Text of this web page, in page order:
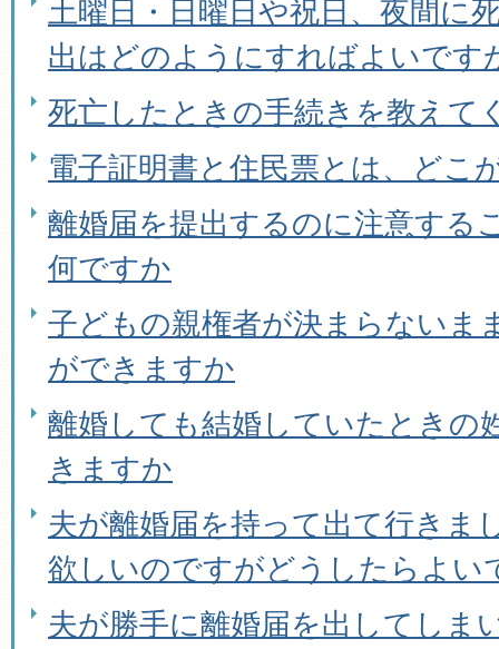
土曜日・日曜日や祝日、夜間に
出はどのようにすればよいです
死亡したときの手続きを教えて
電子証明書と住民票とは、どこ
離婚届を提出するのに注意する
何ですか
子どもの親権者が決まらないま
ができますか
離婚しても結婚していたときの
きますか
夫が離婚届を持って出て行きま
欲しいのですがどうしたらよい
夫が勝手に離婚届を出してしま